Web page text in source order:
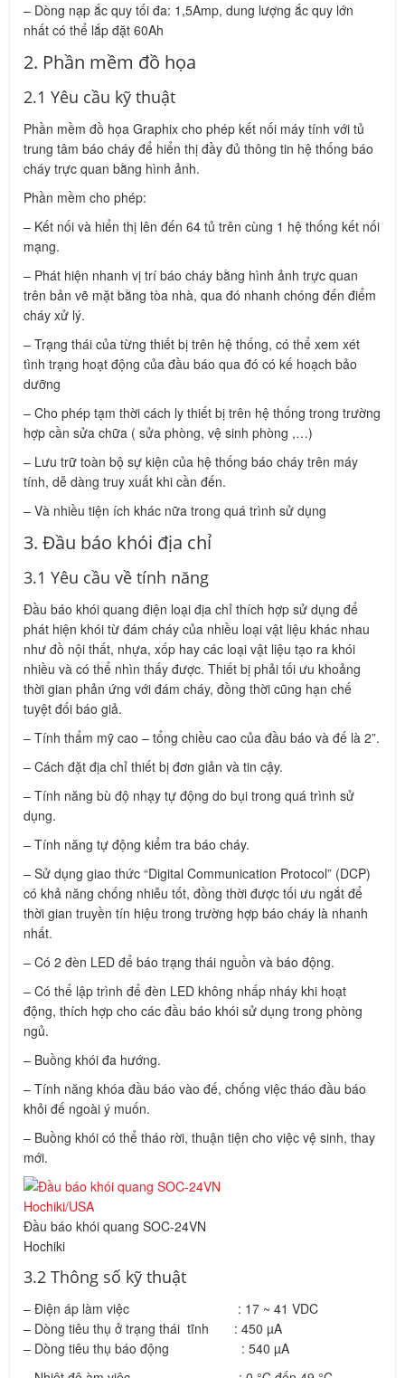
– Dòng nạp ắc quy tối đa: 1,5Amp, dung lượng ắc quy lớn
nhất có thể lắp đặt 60Ah
2. Phần mềm đồ họa
2.1 Yêu cầu kỹ thuật
Phần mềm đồ họa Graphix cho phép kết nối máy tính với tủ
trung tâm báo cháy để hiển thị đầy đủ thông tin hệ thống báo
cháy trực quan bằng hình ảnh.
Phần mềm cho phép:
– Kết nối và hiển thị lên đến 64 tủ trên cùng 1 hệ thống kết nối
mạng.
– Phát hiện nhanh vị trí báo cháy bằng hình ảnh trực quan
trên bản vẽ mặt bằng tòa nhà, qua đó nhanh chóng đến điểm
cháy xử lý.
– Trạng thái của từng thiết bị trên hệ thống, có thể xem xét
tình trạng hoạt động của đầu báo qua đó có kế hoạch bảo
dưỡng
– Cho phép tạm thời cách ly thiết bị trên hệ thống trong trường
hợp cần sửa chữa ( sửa phòng, vệ sinh phòng ,…)
– Lưu trữ toàn bộ sự kiện của hệ thống báo cháy trên máy
tính, dễ dàng truy xuất khi cần đến.
– Và nhiều tiện ích khác nữa trong quá trình sử dụng
3. Đầu báo khói địa chỉ
3.1 Yêu cầu về tính năng
Đầu báo khói quang điện loại địa chỉ thích hợp sử dụng để
phát hiện khói từ đám cháy của nhiều loại vật liệu khác nhau
như đồ nội thất, nhựa, xốp hay các loại vật liệu tạo ra khói
nhiều và có thể nhìn thấy được. Thiết bị phải tối ưu khoảng
thời gian phản ứng với đám cháy, đồng thời cũng hạn chế
tuyệt đối báo giả.
– Tính thẩm mỹ cao – tổng chiều cao của đầu báo và đế là 2”.
– Cách đặt địa chỉ thiết bị đơn giản và tin cậy.
– Tính năng bù độ nhạy tự động do bụi trong quá trình sử
dụng.
– Tính năng tự động kiểm tra báo cháy.
– Sử dụng giao thức “Digital Communication Protocol” (DCP)
có khả năng chống nhiễu tốt, đồng thời được tối ưu ngắt để
thời gian truyền tín hiệu trong trường hợp báo cháy là nhanh
nhất.
– Có 2 đèn LED để báo trạng thái nguồn và báo động.
– Có thể lập trình để đèn LED không nhấp nháy khi hoạt
động, thích hợp cho các đầu báo khói sử dụng trong phòng
ngủ.
– Buồng khói đa hướng.
– Tính năng khóa đầu báo vào đế, chống việc tháo đầu báo
khỏi đế ngoài ý muốn.
– Buồng khói có thể tháo rời, thuận tiện cho việc vệ sinh, thay
mới.
Đầu báo khói quang SOC-24VN
Hochiki
3.2 Thông số kỹ thuật
– Điện áp làm việc : 17 ~ 41 VDC
– Dòng tiêu thụ ở trạng thái tĩnh : 450 µA
– Dòng tiêu thụ báo động : 540 µA